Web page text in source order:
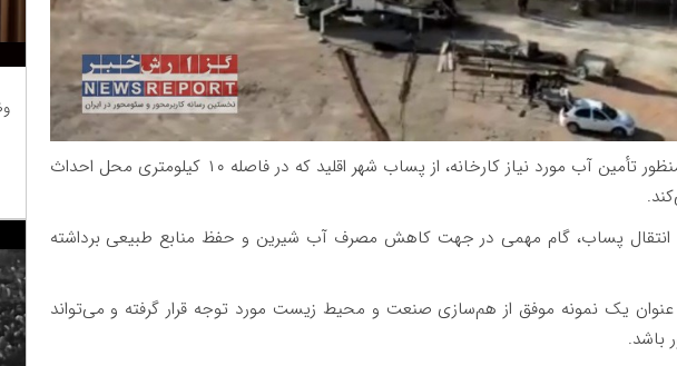
به منظور تأمین آب مورد نیاز کارخانه، از پساب شهر اقلید که در فاصله ۱۰ کیلومتری محل احداث
انتقال پساب، گام مهمی در جهت کاهش مصرف آب شیرین و حفظ منابع طبیعی برداشته
عنوان یک نمونه موفق از هم‌سازی صنعت و محیط زیست مورد توجه قرار گرفته و می‌تواند
باشد.